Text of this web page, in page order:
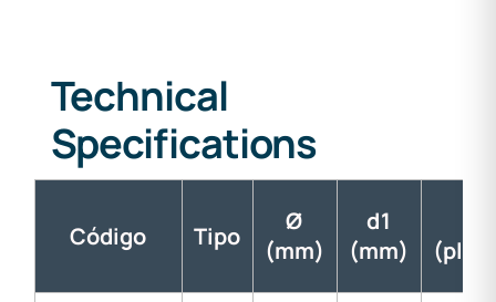
Technical
Specifications
Código Tipo
Ø
(mm)
d1
(mm)